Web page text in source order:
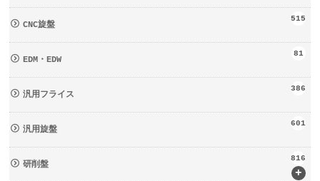
CNC旋盤
515
EDM・EDW
81
汎用フライス
386
汎用旋盤
601
+
研削盤
816